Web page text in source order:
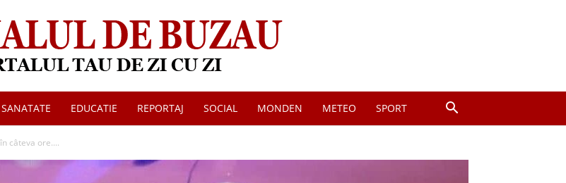
Jurnalul
SANATATE EDUCATIE REPORTAJ SOCIAL MONDEN METEO SPORT
câteva ore....